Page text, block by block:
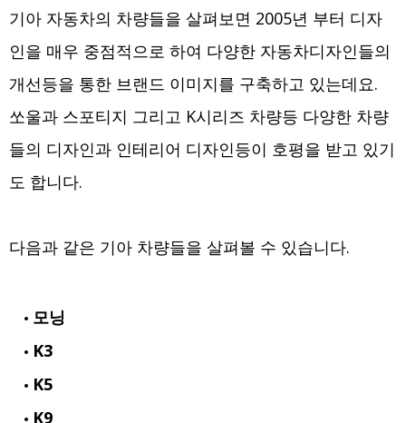
기아 자동차의 차량들을 살펴보면 2005년 부터 디자
인을 매우 중점적으로 하여 다양한 자동차디자인들의
개선등을 통한 브랜드 이미지를 구축하고 있는데요.
쏘울과 스포티지 그리고 K시리즈 차량등 다양한 차량
들의 디자인과 인테리어 디자인등이 호평을 받고 있기
도 합니다.
다음과 같은 기아 차량들을 살펴볼 수 있습니다.
모닝
K3
K5
K9